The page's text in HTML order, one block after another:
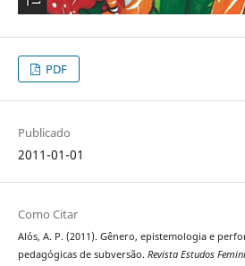
PDF
Publicado
2011-01-01
Como Citar
Alós, A. P. (2011). Gênero, epistemologia e
pedagógicas de subversão. Revista Estudos